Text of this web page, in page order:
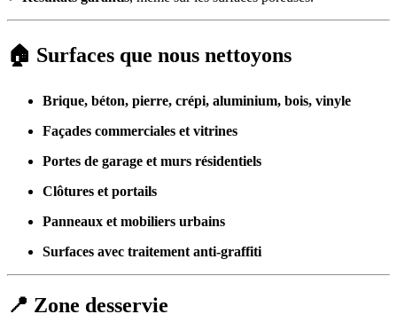
🏠 Surfaces que nous nettoyons
Brique, béton, pierre, crépi, aluminium, bois, vinyle
Façades commerciales et vitrines
Portes de garage et murs résidentiels
Clôtures et portails
Panneaux et mobiliers urbains
Surfaces avec traitement anti-graffiti
📍 Zone desservie